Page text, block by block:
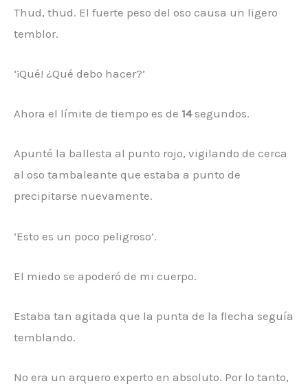
Thud, thud. El fuerte peso del oso causa un ligero
temblor.
‘¡Qué! ¿Qué debo hacer?’
Ahora el límite de tiempo es de 14segundos.
Apunté la ballesta al punto rojo, vigilando de cerca
al oso tambaleante que estaba a punto de
precipitarse nuevamente.
‘Esto es un poco peligroso’.
El miedo se apoderó de mi cuerpo.
Estaba tan agitada que la punta de la flecha seguía
temblando.
No era un arquero experto en absoluto. Por lo tanto,